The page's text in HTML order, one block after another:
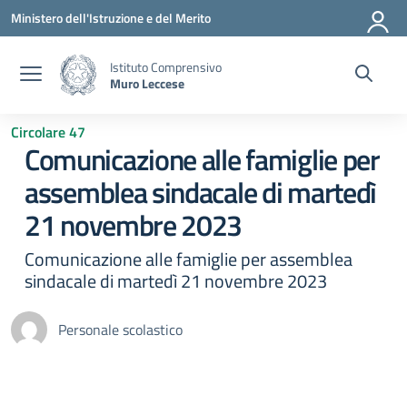
Vai ai contenuti
Vai al menu di navigazione
Vai al footer
Ministero dell'Istruzione e del Merito
Istituto Comprensivo
Muro Leccese
Circolare 47
Comunicazione alle famiglie per
assemblea sindacale di martedì
21 novembre 2023
Comunicazione alle famiglie per assemblea
sindacale di martedì 21 novembre 2023
Personale scolastico